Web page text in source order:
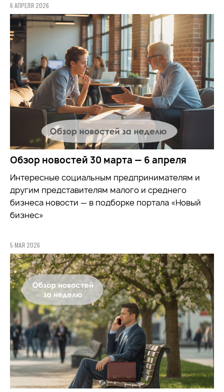
6 АПРЕЛЯ 2026
Обзор новостей 30 марта — 6 апреля
Интересные социальным предпринимателям и
другим представителям малого и среднего
бизнеса новости — в подборке портала «Новый
бизнес»
5 МАЯ 2026